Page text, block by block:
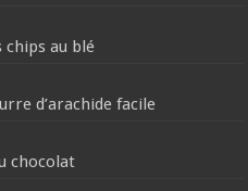
au blé
d’arachide facile
chocolat